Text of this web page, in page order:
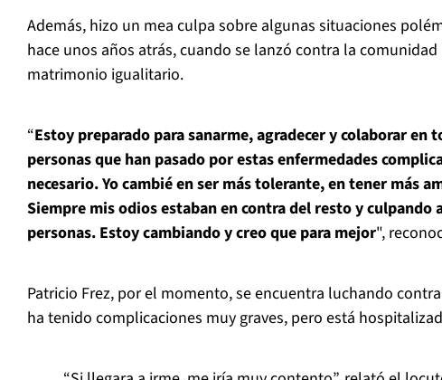
Además, hizo un mea culpa sobre algunas situaciones
hace unos años atrás, cuando se lanzó contra la comunidad
matrimonio igualitario.
“Estoy preparado para sanarme, agradecer y colaborar en
personas que han pasado por estas enfermedades
necesario. Yo cambié en ser más tolerante, en tener más
Siempre mis odios estaban en contra del resto y culpando
personas. Estoy cambiando y creo que para mejor",
Patricio Frez, por el momento, se encuentra luchando
ha tenido complicaciones muy graves, pero está